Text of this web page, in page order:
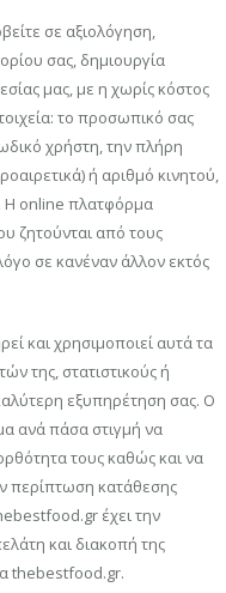
σε αξιολόγηση,
σας, δημιουργία
μας, με η χωρίς κόστος
το προσωπικό σας
χρήστη, την πλήρη
ή αριθμό κινητού,
Η online πλατφόρμα
ζητούνται από τους
σε κανέναν άλλον εκτός
και χρησιμοποιεί αυτά τα
της, στατιστικούς ή
εξυπηρέτηση σας. Ο
ανά πάσα στιγμή να
τους καθώς και να
περίπτωση κατάθεσης
έχει την
και διακοπή της
thebestfood.gr.